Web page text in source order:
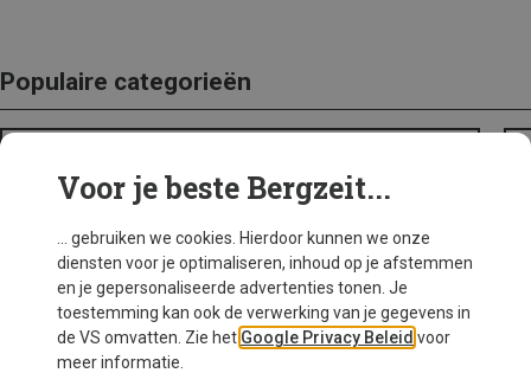
Populaire categorieën
Voor je beste Bergzeit...
... gebruiken we cookies. Hierdoor kunnen we onze
diensten voor je optimaliseren, inhoud op je afstemmen
en je gepersonaliseerde advertenties tonen. Je
toestemming kan ook de verwerking van je gegevens in
de VS omvatten. Zie het Google Privacy Beleid voor
meer informatie.